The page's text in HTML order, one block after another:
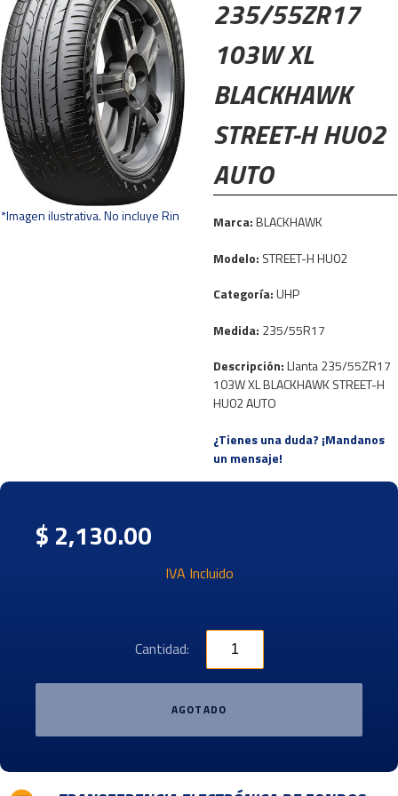
*Imagen ilustrativa. No incluye Rin
235/55ZR17
103W XL
BLACKHAWK
STREET-H HU02
AUTO
Marca:BLACKHAWK
Modelo: STREET-H HU02
Categoría:UHP
Medida: 235/55R17
Descripción:Llanta 235/55ZR17
103W XL BLACKHAWK STREET-H
HU02 AUTO
¿Tienes una duda? ¡Mandanos
un mensaje!
$ 2,130.00
IVA Incluido
Cantidad:
AGOTADO